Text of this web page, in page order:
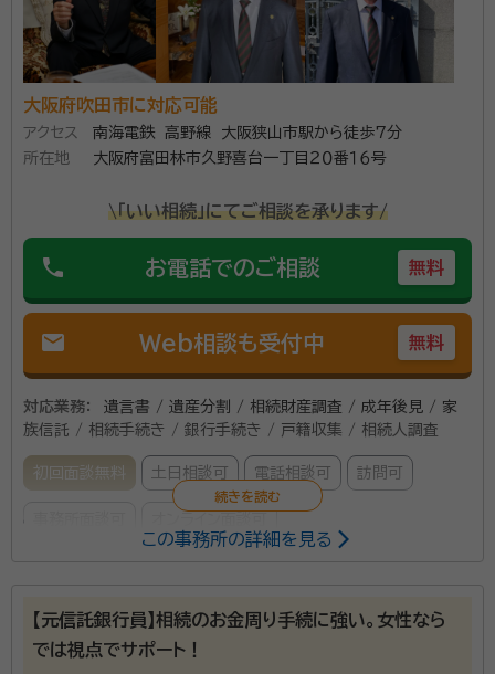
大阪府吹田市に対応可能
アクセス
南海電鉄 高野線 大阪狭山市駅から徒歩7分
所在地
大阪府富田林市久野喜台一丁目２０番１６号
\「いい相続」にてご相談を承ります/
phone お電話でのご相談 無料
mail Web相談も受付中 無料
対応業務：
遺言書 / 遺産分割 / 相続財産調査 / 成年後見 / 家
族信託 / 相続手続き / 銀行手続き / 戸籍収集 / 相続人調査
初回面談無料 土日相談可 電話相談可 訪問可
錦 年雄（ニシキ トシオ）
錦行政書士事務所 代表 行政書士
経歴：
20歳の時に行政書士試験合格 以後日本製鉄関係商社、錦商事、
に勤務後会社経営をし4年前に行政書士事務所を開業
この事務所の詳細を見る
【元信託銀行員】相続のお金周り手続に強い。女性なら
では視点でサポート！